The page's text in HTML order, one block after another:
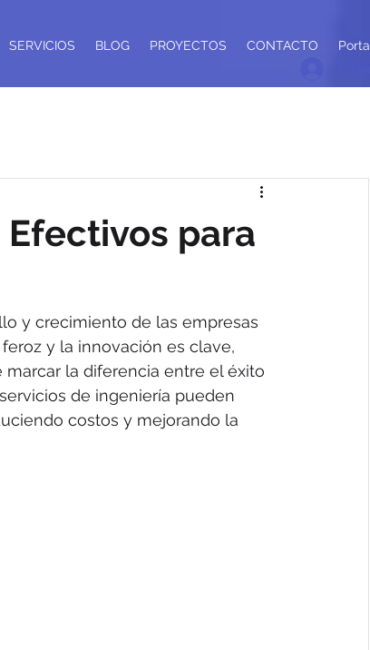
SERVICIOS BLOG PROYECTOS CONTACTO
para
y crecimiento de las empresas
y la innovación es clave,
marcar la diferencia entre el éxito
de ingeniería pueden
costos y mejorando la